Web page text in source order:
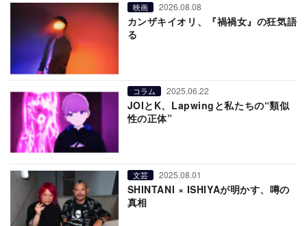
映画 2026.08.08
カンザキイオリ、『禍禍女』の狂気語
る
コラム 2025.06.22
JOIとK、Lapwingと私たちの“類似
性の正体”
文芸 2025.08.01
SHINTANI × ISHIYAが明かす、噂の
真相